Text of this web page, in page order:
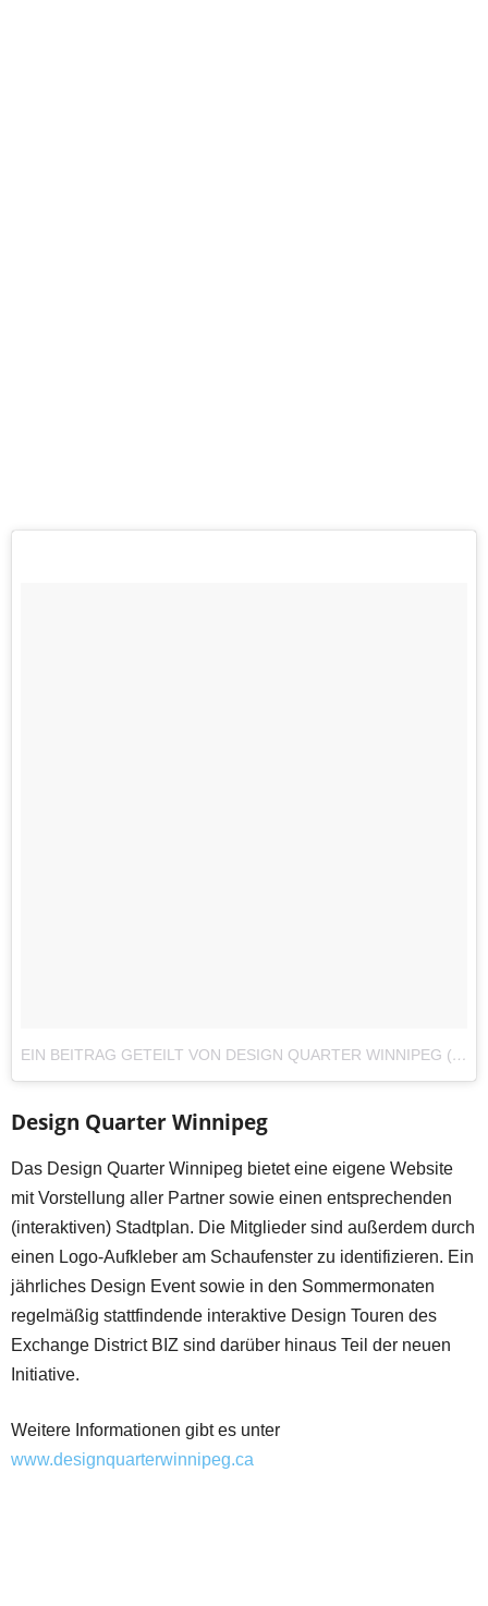
EIN BEITRAG GETEILT VON DESIGN QUARTER WINNIPEG (@DESIGNQWPG)
Design Quarter Winnipeg
Das Design Quarter Winnipeg bietet eine eigene Website
mit Vorstellung aller Partner sowie einen entsprechenden
(interaktiven) Stadtplan. Die Mitglieder sind außerdem durch
einen Logo-Aufkleber am Schaufenster zu identifizieren. Ein
jährliches Design Event sowie in den Sommermonaten
regelmäßig stattfindende interaktive Design Touren des
Exchange District BIZ sind darüber hinaus Teil der neuen
Initiative.
Weitere Informationen gibt es unter
www.designquarterwinnipeg.ca